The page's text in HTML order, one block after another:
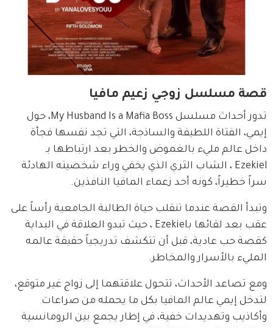
قصة مسلسل زوجي زعيم مافيا
تدور أحداث مسلسل My Husband Is a Mafia Boss، حول
إيمي، الفتاة اللطيفة والساذجة، التي تجد نفسها فجأة
داخل عالم مليء بالغموض والخطر بعد ارتباطها بـ
Ezekiel ، الشاب الثري الذي يخفي وراء شخصيته الهادئة
سراً خطيراً، كونه أحد زعماء المافيا النافذين.
وتبدأ القصة عندما تنقلب حياة الطالبة الجامعية رأساً على
عقب بعد لقائها بـEzekiel ، حيث تبدو العلاقة في البداية
كقصة حب عادية، قبل أن تتكشف تدريجياً حقيقة عالمه
المليء بالأسرار والمخاطر.
ومع تصاعد الأحداث، تتحول علاقتهما إلى زواج غير متوقع،
لتدخل إيمي عالم المافيا بكل ما يحمله من صراعات
وأكاذيب وتهديدات خفية، في إطار يجمع بين الرومانسية